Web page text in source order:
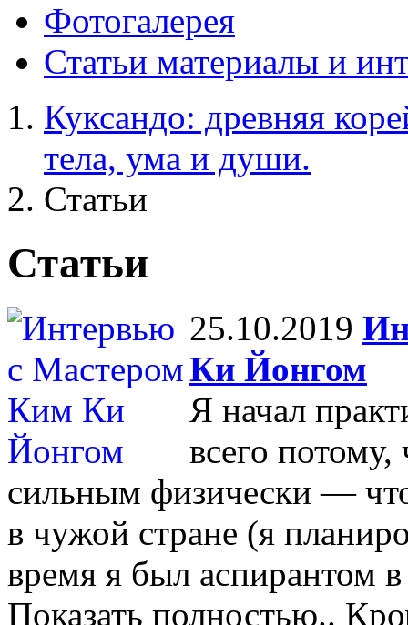
Фотогалерея
Статьи материалы и
Куксандо: древняя
тела, ума и души.
Статьи
Статьи
25.10.2019
Ки Йонгом
Я начал
всего потому,
сильным физически —
в чужой стране (я
время я был аспирантом
Показать полностью..